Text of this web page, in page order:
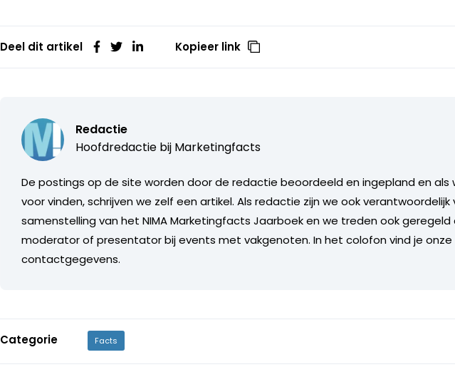
Deel dit artikel Kopieer link
Redactie
Hoofdredactie bij Marketingfacts
De postings op de site worden door de redactie beoordeeld en ingepland en als
voor vinden, schrijven we zelf een artikel. Als redactie zijn we ook verantwoordelijk
samenstelling van het NIMA Marketingfacts Jaarboek en we treden ook geregeld
moderator of presentator bij events met vakgenoten. In het colofon vind je onze
contactgegevens.
Categorie Facts